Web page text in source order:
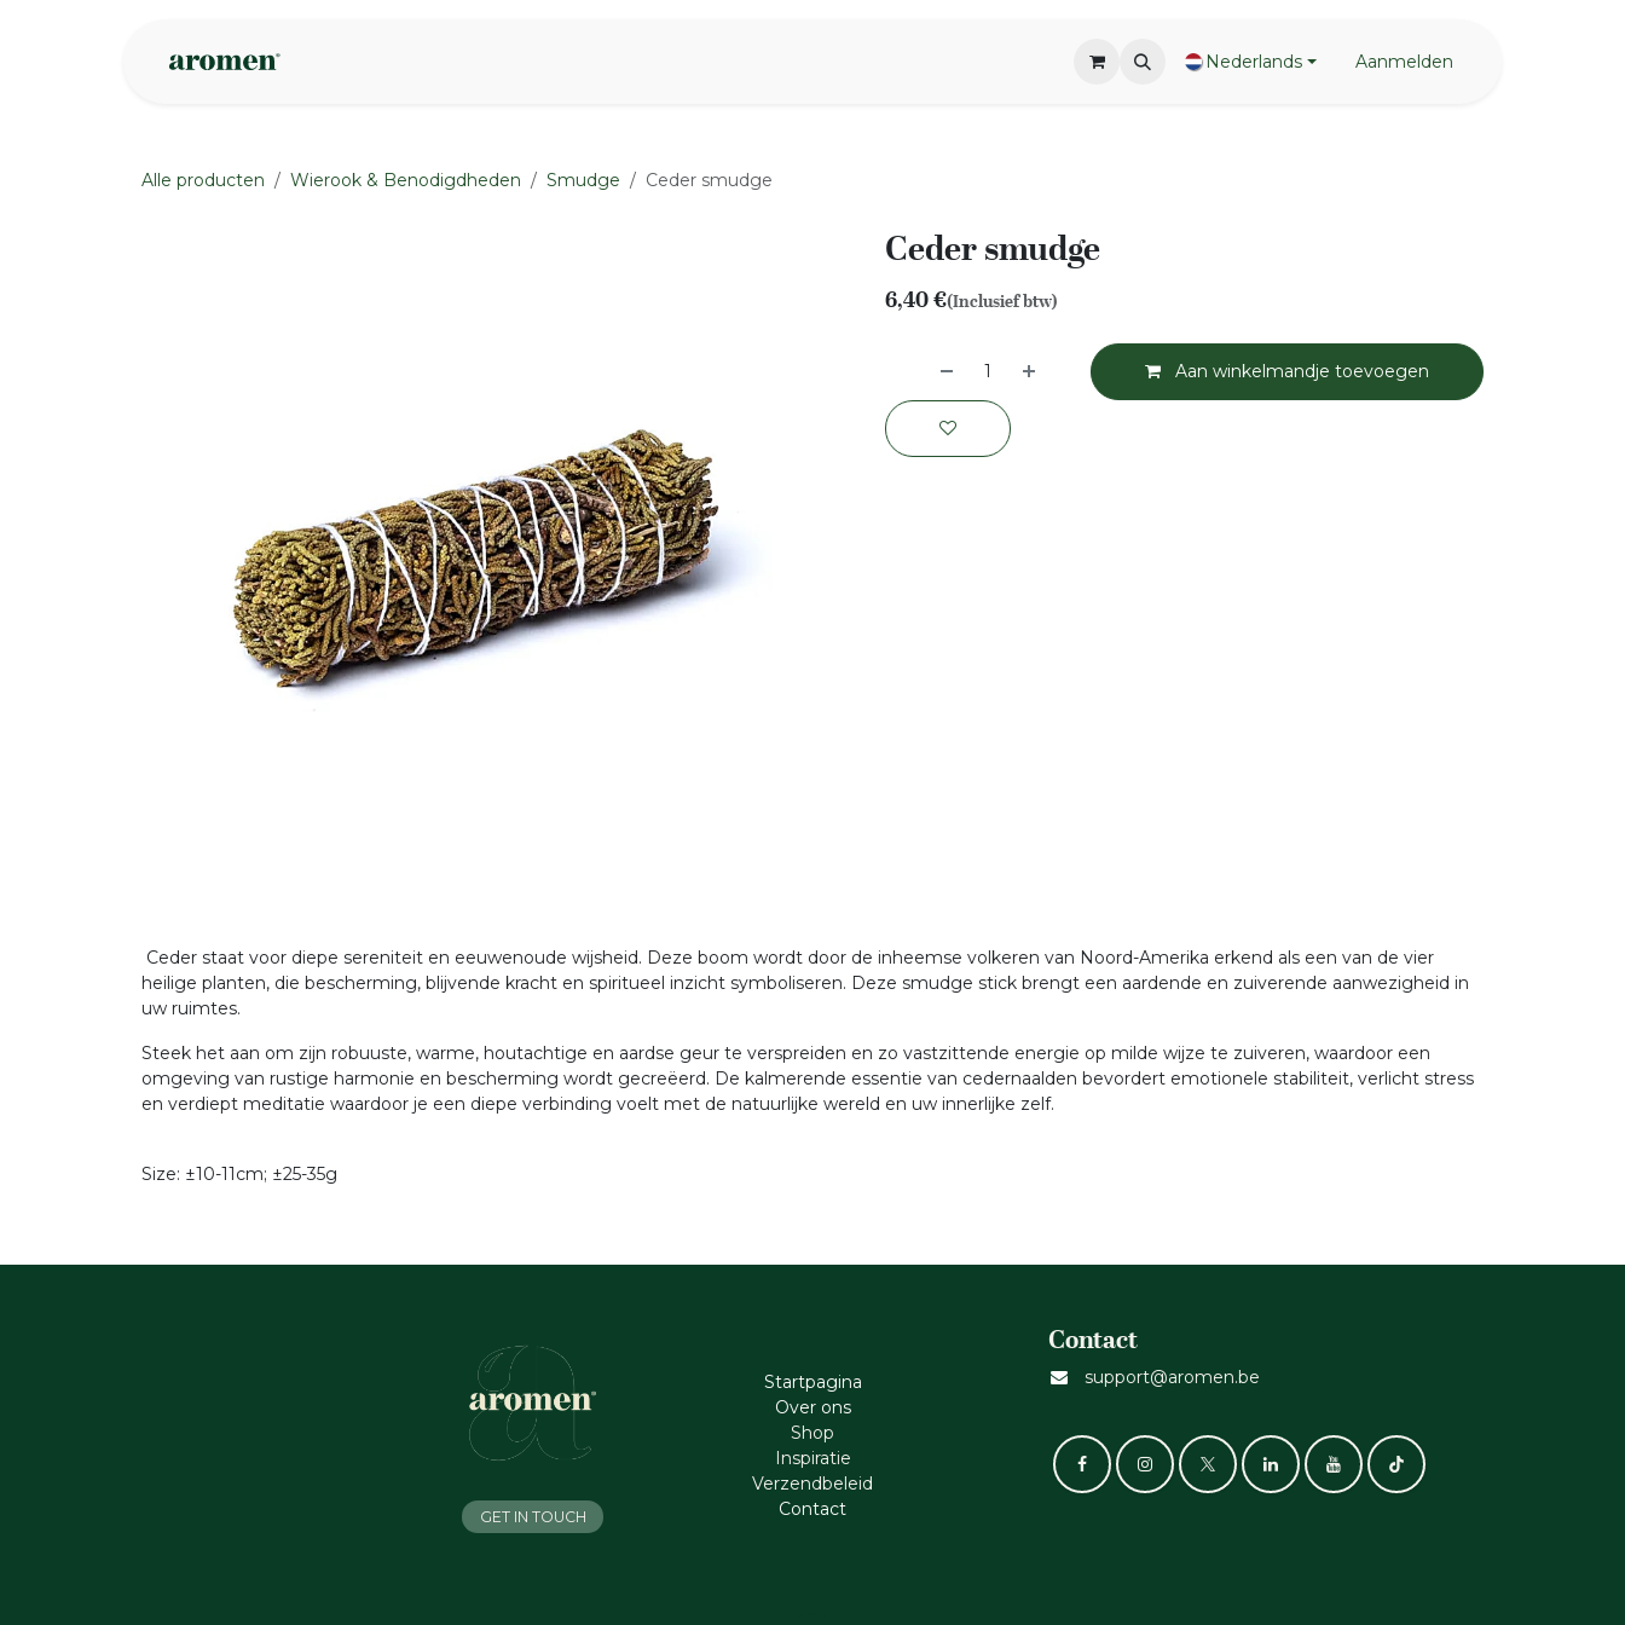
Nederlands Aanmelden
Alle producten Wierook & Benodigdheden Smudge Ceder smudge
Ceder smudge
6,40€(Inclusief btw)
Aan winkelmandje toevoegen
Ceder staat voor diepe sereniteit en eeuwenoude wijsheid. Deze boom wordt door de inheemse volkeren van Noord-Amerika erkend als een van de vier
heilige planten, die bescherming, blijvende kracht en spiritueel inzicht symboliseren. Deze smudge stick brengt een aardende en zuiverende aanwezigheid in
uw ruimtes.
Steek het aan om zijn robuuste, warme, houtachtige en aardse geur te verspreiden en zo vastzittende energie op milde wijze te zuiveren, waardoor een
omgeving van rustige harmonie en bescherming wordt gecreëerd. De kalmerende essentie van cedernaalden bevordert emotionele stabiliteit, verlicht stress
en verdiept meditatie waardoor je een diepe verbinding voelt met de natuurlijke wereld en uw innerlijke zelf.
Size: ±10-11cm; ±25-35g
Startpagina
Ove​r​ ons
Shop
Inspiratie
Verzendbeleid
Cont​act
Contact
support@aromen.be
GET IN TOUCH